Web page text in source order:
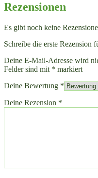
Rezensionen
Es gibt noch keine
Schreibe die erste Rezension
Deine E-Mail-Adresse wird
Felder sind mit * markiert
Deine Bewertung *
Deine Rezension *